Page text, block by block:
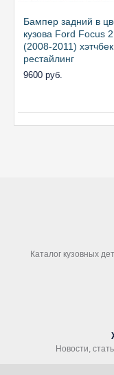
Бампер задний в
кузова Ford Focus 2
(2008-2011) хэтчбек
рестайлинг
9600 руб.
Каталог кузовных
Новости,